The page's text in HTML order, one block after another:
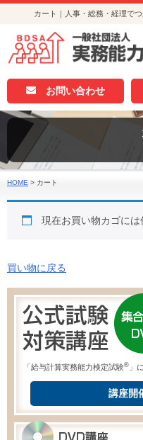
カート｜人事・総務・経理で
お問い合わせ
HOME > カート
現在お買い物カゴには
買い物に戻る
「給与計算実務能力検定試験® 」
講座開